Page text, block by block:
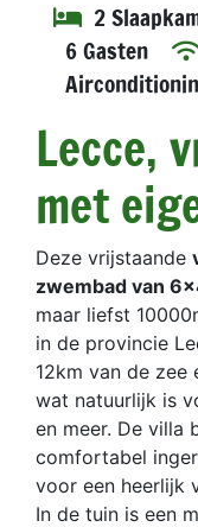
2
6 Gasten
Lecce,
met
Deze vrijstaande
zwembad van
maar liefst
in de provincie
12km van de
wat natuurlijk is
en meer. De villa
comfortabel
voor een heerlijk
In de tuin is een